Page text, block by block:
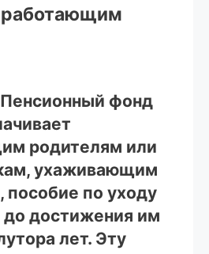
фонд
родителям или
ухаживающим
по уходу
до достижения им
лет. Эту